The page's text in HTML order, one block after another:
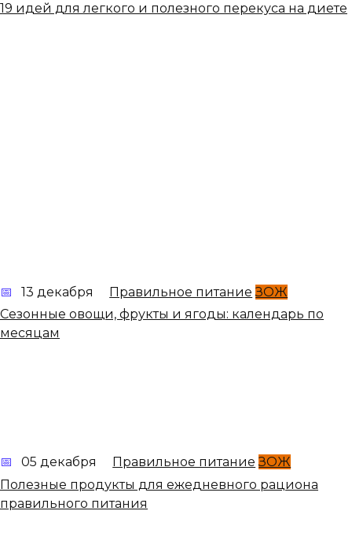
19 идей для легкого и полезного перекуса на диете
13 декабря Правильное питание ЗОЖ
Сезонные овощи, фрукты и ягоды: календарь по
месяцам
05 декабря Правильное питание ЗОЖ
Полезные продукты для ежедневного рациона
правильного питания